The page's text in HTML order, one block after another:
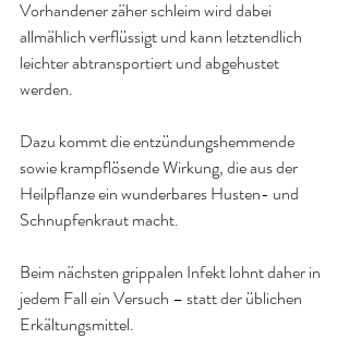
Vorhandener zäher schleim wird dabei
allmählich verflüssigt und kann letztendlich
leichter abtransportiert und abgehustet
werden.
Dazu kommt die entzündungshemmende
sowie krampflösende Wirkung, die aus der
Heilpflanze ein wunderbares Husten- und
Schnupfenkraut macht.
Beim nächsten grippalen Infekt lohnt daher in
jedem Fall ein Versuch – statt der üblichen
Erkältungsmittel.